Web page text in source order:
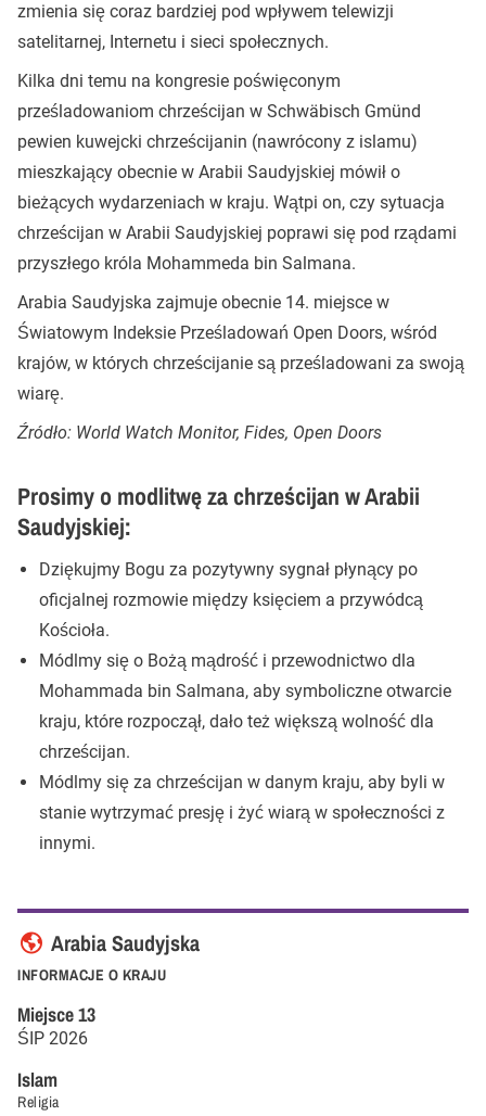
zmienia się coraz bardziej pod wpływem telewizji
satelitarnej, Internetu i sieci społecznych.
Kilka dni temu na kongresie poświęconym
prześladowaniom chrześcijan w Schwäbisch Gmünd
pewien kuwejcki chrześcijanin (nawrócony z islamu)
mieszkający obecnie w Arabii Saudyjskiej mówił o
bieżących wydarzeniach w kraju. Wątpi on, czy sytuacja
chrześcijan w Arabii Saudyjskiej poprawi się pod rządami
przyszłego króla Mohammeda bin Salmana.
Arabia Saudyjska zajmuje obecnie 14. miejsce w
Światowym Indeksie Prześladowań Open Doors, wśród
krajów, w których chrześcijanie są prześladowani za swoją
wiarę.
Źródło: World Watch Monitor, Fides, Open Doors
Prosimy o modlitwę za chrześcijan w Arabii
Saudyjskiej:
Dziękujmy Bogu za pozytywny sygnał płynący po
oficjalnej rozmowie między księciem a przywódcą
Kościoła.
Módlmy się o Bożą mądrość i przewodnictwo dla
Mohammada bin Salmana, aby symboliczne otwarcie
kraju, które rozpoczął, dało też większą wolność dla
chrześcijan.
Módlmy się za chrześcijan w danym kraju, aby byli w
stanie wytrzymać presję i żyć wiarą w społeczności z
innymi.
INFORMACJE O KRAJU
Arabia Saudyjska
Miejsce13
ŚIP 2026
Religia
Islam